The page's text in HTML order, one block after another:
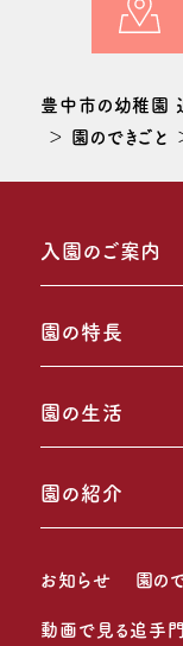
豊中市の幼稚園
園のできごと
入園のご案内
園の特長
園の生活
園の紹介
お知らせ 園の
動画で見る追手